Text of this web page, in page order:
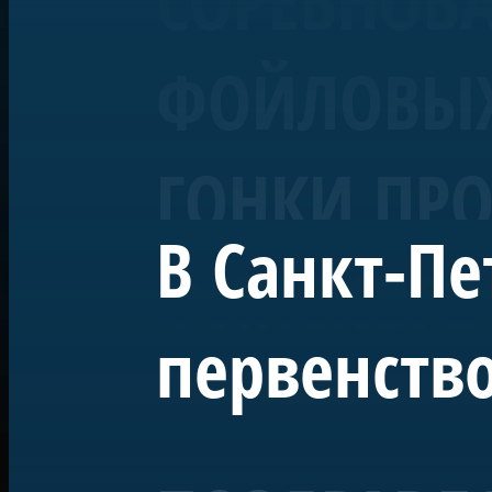
В Санкт-